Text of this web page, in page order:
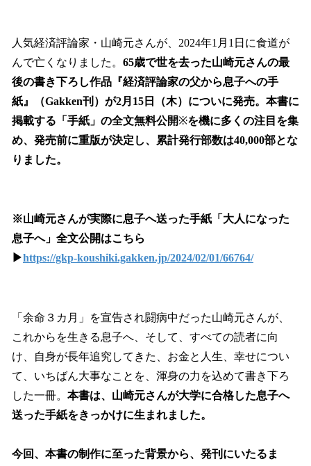
人気経済評論家・山崎元さんが、2024年1月1日に食道が
んで亡くなりました。 65歳で世を去った山崎元さんの最
後の書き下ろし作品『経済評論家の父から息子への手
紙』（Gakken刊）が2月15日（木）についに発売。本書に
掲載する「手紙」の全文無料公開※を機に多くの注目を集
め、発売前に重版が決定し、累計発行部数は40,000部とな
りました。
※山崎元さんが実際に息子へ送った手紙「大人になった
息子へ」全文公開はこちら
▶https://gkp-koushiki.gakken.jp/2024/02/01/66764/
「余命３カ月」を宣告され闘病中だった山崎元さんが、
これからを生きる息子へ、そして、すべての読者に向
け、自身が長年追究してきた、お金と人生、幸せについ
て、いちばん大事なことを、渾身の力を込めて書き下ろ
した一冊。 本書は、山崎元さんが大学に合格した息子へ
送った手紙をきっかけに生まれました。
今回、本書の制作に至った背景から、発刊にいたるま